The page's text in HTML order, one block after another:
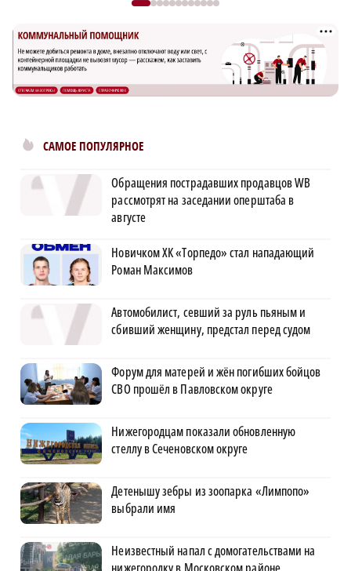
САМОЕ ПОПУЛЯРНОЕ
Обращения пострадавших продавцов WB
рассмотрят на заседании оперштаба в
августе
Новичком ХК «Торпедо» стал нападающий
Роман Максимов
Автомобилист, севший за руль пьяным и
сбивший женщину, предстал перед судом
Форум для матерей и жён погибших бойцов
СВО прошёл в Павловском округе
Нижегородцам показали обновленную
стеллу в Сеченовском округе
Детенышу зебры из зоопарка «Лимпопо»
выбрали имя
Неизвестный напал с домогательствами на
нижегородку в Московском районе